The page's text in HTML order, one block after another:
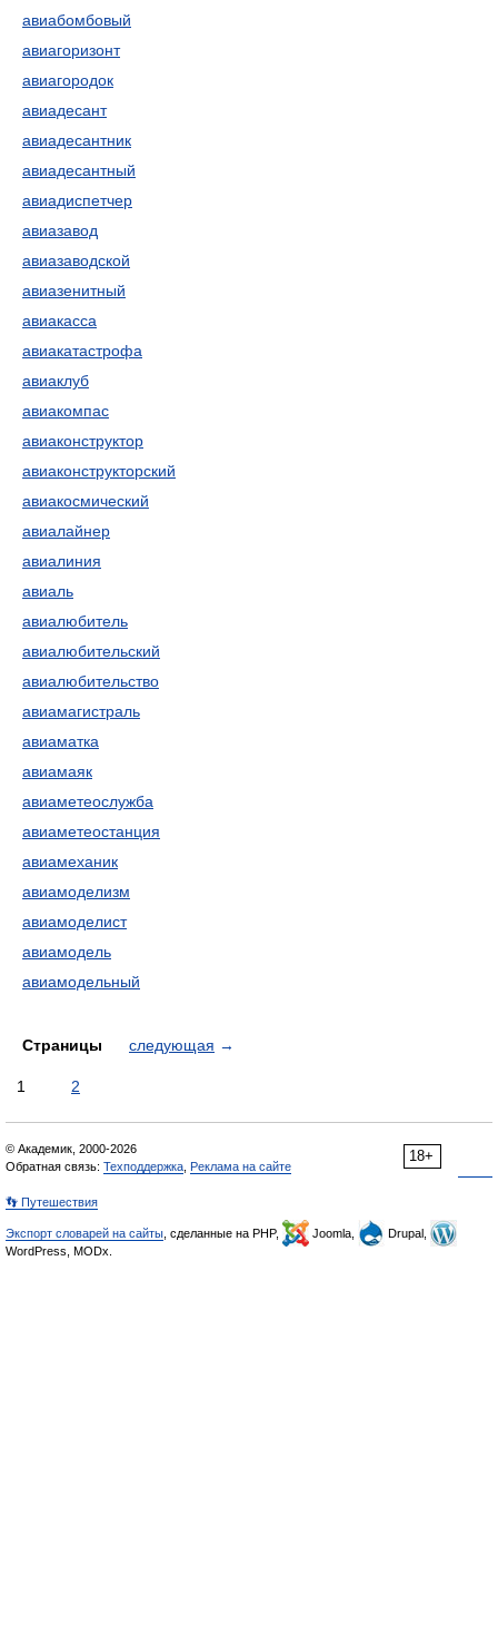
авиабомбовый
авиагоризонт
авиагородок
авиадесант
авиадесантник
авиадесантный
авиадиспетчер
авиазавод
авиазаводской
авиазенитный
авиакасса
авиакатастрофа
авиаклуб
авиакомпас
авиаконструктор
авиаконструкторский
авиакосмический
авиалайнер
авиалиния
авиаль
авиалюбитель
авиалюбительский
авиалюбительство
авиамагистраль
авиаматка
авиамаяк
авиаметеослужба
авиаметеостанция
авиамеханик
авиамоделизм
авиамоделист
авиамодель
авиамодельный
Страницы следующая →
1 2
18+
© Академик, 2000-2026
Обратная связь: Техподдержка Реклама на сайте
👣 Путешествия
Экспорт словарей на сайты , сделанные на PHP, Joomla,
Drupal,
WordPress, MODx.